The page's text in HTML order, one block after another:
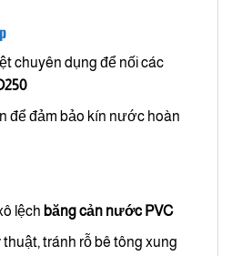
chuyên dụng để nối các
để đảm bảo kín nước hoàn
lệch băng cản nước PVC
tránh rỗ bê tông xung